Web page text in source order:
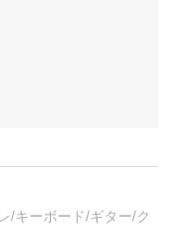
/キーボード/ギター/ク